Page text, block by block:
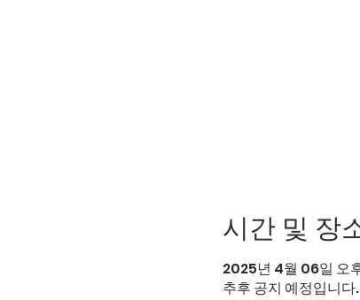
시간 및 장
2025년 4월 06일 오
추후 공지 예정입니다.